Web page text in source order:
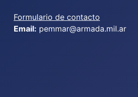
Formulario de contacto
Email: pemmar@armada.mil.ar